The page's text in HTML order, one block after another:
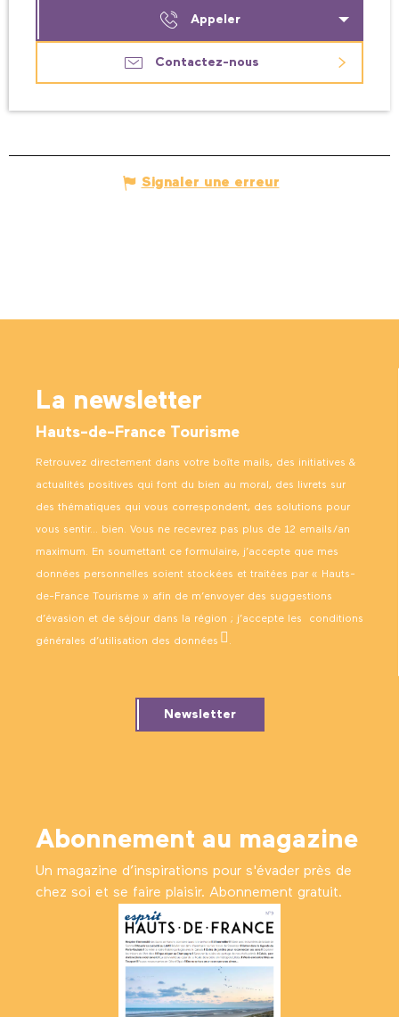
Appeler
Contactez-nous
Signaler une erreur
La newsletter
Hauts-de-France Tourisme
Retrouvez directement dans votre boîte mails, des initiatives &
actualités positives qui font du bien au moral, des livrets sur
des thématiques qui vous correspondent, des solutions pour
vous sentir… bien. Vous ne recevrez pas plus de 12 emails/an
maximum. En soumettant ce formulaire, j’accepte que mes
données personnelles soient stockées et traitées par « Hauts-
de-France Tourisme » afin de m’envoyer des suggestions
d’évasion et de séjour dans la région ; j’accepte les conditions
générales d’utilisation des données .
Newsletter
Abonnement au magazine
Un magazine d’inspirations pour s'évader près de
chez soi et se faire plaisir. Abonnement gratuit.